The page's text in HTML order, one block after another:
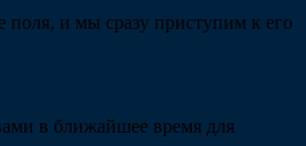
поля, и мы сразу приступим к его
в ближайшее время для